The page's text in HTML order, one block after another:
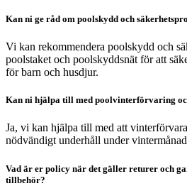
Kan ni ge råd om poolskydd och
Vi kan rekommendera poolskydd och
poolstaket och poolskyddsnät för att
för barn och husdjur.
Kan ni hjälpa till med poolvinterförvaring
Ja, vi kan hjälpa till med att
nödvändigt underhåll under
Vad är er policy när det gäller returer och
tillbehör?